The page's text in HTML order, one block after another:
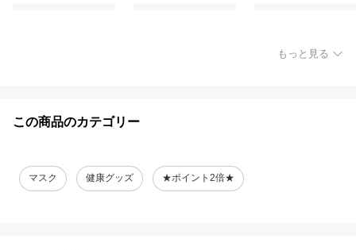
もっと見る
この商品のカテゴリー
マスク 健康グッズ ★ポイント2倍★